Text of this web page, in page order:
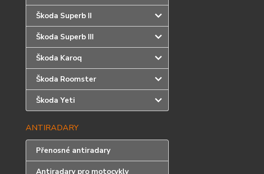
Škoda Superb II
Škoda Superb III
Škoda Karoq
Škoda Roomster
Škoda Yeti
ANTIRADARY
Přenosné antiradary
Antiradary pro motocykly